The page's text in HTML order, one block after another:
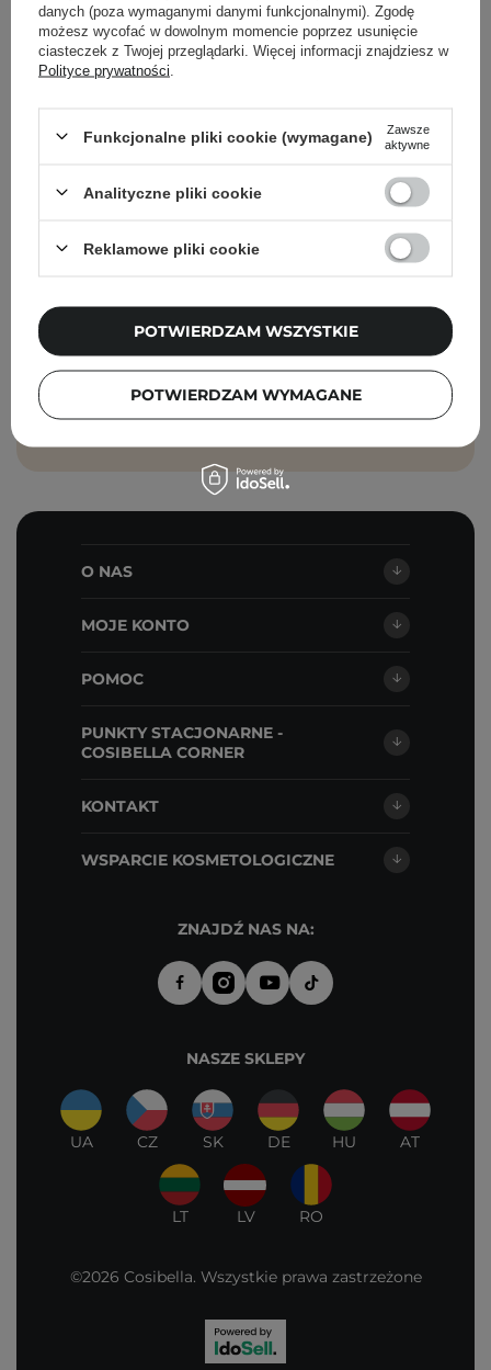
Pielęgnacyjne checklisty, eksperckie porady,
wiadomości marketingowych i
przetwarzanie moich danych przez
prywatności.
O NAS
MOJE KONTO
POMOC
PUNKTY STACJONARNE -
COSIBELLA CORNER
KONTAKT
WSPARCIE KOSMETOLOGICZNE
ZNAJDŹ NAS NA:
NASZE SKLEPY
UA CZ SK DE HU AT
LT LV RO
©2026 Cosibella. Wszystkie prawa zastrzeżone
danych (poza wymaganymi danymi funkcjonalnymi). Zgodę
możesz wycofać w dowolnym momencie poprzez usunięcie
ciasteczek z Twojej przeglądarki. Więcej informacji znajdziesz w
Polityce prywatności
Funkcjonalne pliki cookie (wymagane)
Zawsze
aktywne
Analityczne pliki cookie
Reklamowe pliki cookie
POTWIERDZAM WYMAGANE
POTWIERDZAM WSZYSTKIE